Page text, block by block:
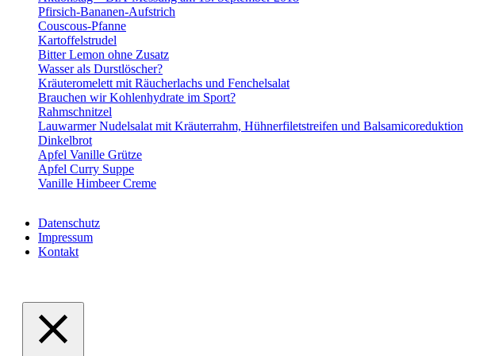
Pfirsich-Bananen-Aufstrich
Couscous-Pfanne
Kartoffelstrudel
Bitter Lemon ohne Zusatz
Wasser als Durstlöscher?
Kräuteromelett mit Räucherlachs und Fenchelsalat
Brauchen wir Kohlenhydrate im Sport?
Rahmschnitzel
Lauwarmer Nudelsalat mit Kräuterrahm, Hühnerfiletstreifen und Balsamicoreduktion
Dinkelbrot
Apfel Vanille Grütze
Apfel Curry Suppe
Vanille Himbeer Creme
Datenschutz
Impressum
Kontakt